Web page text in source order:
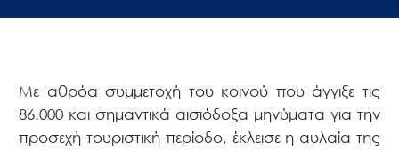
Με αθρόα συμμετοχή του κοινού που άγγιξε τις
86.000 και σημαντικά αισιόδοξα μηνύματα για την
προσεχή τουριστική περίοδο, έκλεισε η αυλαία της